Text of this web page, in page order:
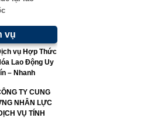
vụ
vụ Hợp Thức
Lao Động Uy
– Nhanh
Định | Vì Lao
TY CUNG
NHÂN LỰC
VỤ TÍNH